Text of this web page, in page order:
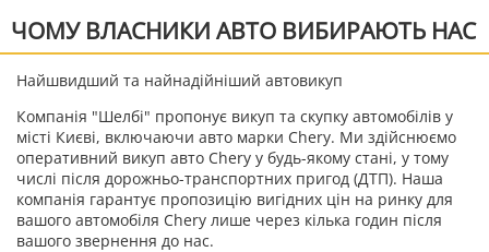
ЧОМУ ВЛАСНИКИ АВТО ВИБИРАЮТЬ НАС
Найшвидший та найнадійніший автовикуп
Компанія "Шелбі" пропонує викуп та скупку автомобілів у
місті Києві, включаючи авто марки Chery. Ми здійснюємо
оперативний викуп авто Chery у будь-якому стані, у тому
числі після дорожньо-транспортних пригод (ДТП). Наша
компанія гарантує пропозицію вигідних цін на ринку для
вашого автомобіля Chery лише через кілька годин після
вашого звернення до нас.